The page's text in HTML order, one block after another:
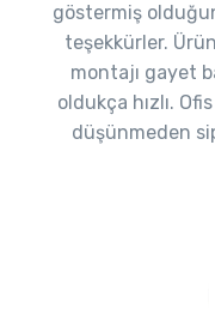
göstermiş
teşekkürler.
montajı gayet
oldukça hızlı.
düşünmeden